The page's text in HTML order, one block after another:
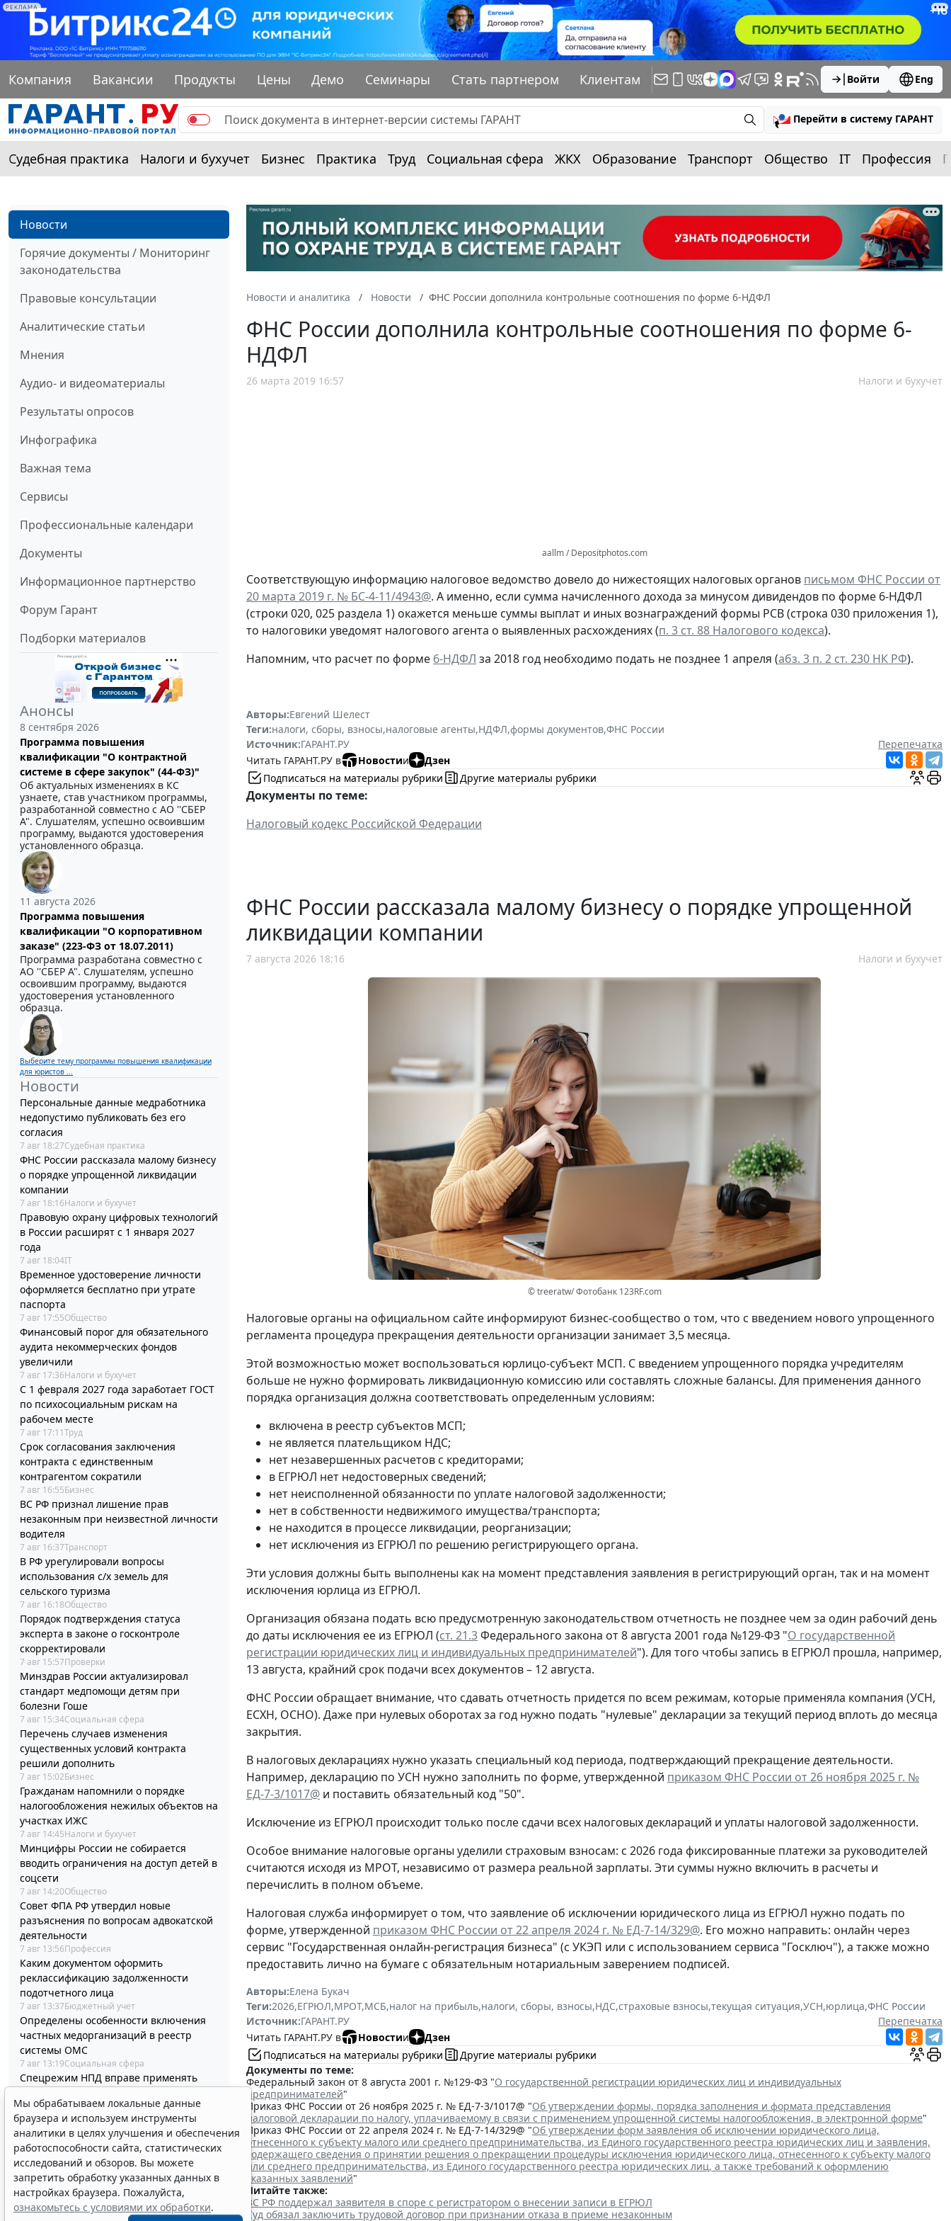
РЕКЛАМА
Компания Вакансии Продукты Цены Демо Семинары Стать партнером Клиентам Войти Eng
Перейти в систему ГАРАНТ
Судебная практика Налоги и бухучет Бизнес Практика Труд Социальная сфера ЖКХ Образование Транспорт Общество IT Профессия
Новости
Горячие документы / Мониторинг
законодательства
Правовые консультации
Аналитические статьи
Мнения
Аудио- и видеоматериалы
Результаты опросов
Инфографика
Важная тема
Сервисы
Профессиональные календари
Документы
Информационное партнерство
Форум Гарант
Подборки материалов
Анонсы
8 сентября 2026
Программа повышения
квалификации "О контрактной
системе в сфере закупок" (44-ФЗ)"
Об актуальных изменениях в КС
узнаете, став участником программы,
разработанной совместно с АО ''СБЕР
А". Слушателям, успешно освоившим
программу, выдаются удостоверения
установленного образца.
11 августа 2026
Программа повышения
квалификации "О корпоративном
заказе" (223-ФЗ от 18.07.2011)
Программа разработана совместно с
АО ''СБЕР А". Слушателям, успешно
освоившим программу, выдаются
удостоверения установленного
образца.
Выберите тему программы повышения квалификации
для юристов ...
Новости
Персональные данные медработника
недопустимо публиковать без его
согласия
7 авг 18:27Судебная практика
ФНС России рассказала малому бизнесу
о порядке упрощенной ликвидации
компании
7 авг 18:16Налоги и бухучет
Правовую охрану цифровых технологий
в России расширят с 1 января 2027
года
7 авг 18:04IT
Временное удостоверение личности
оформляется бесплатно при утрате
паспорта
7 авг 17:55Общество
Финансовый порог для обязательного
аудита некоммерческих фондов
увеличили
7 авг 17:36Налоги и бухучет
С 1 февраля 2027 года заработает ГОСТ
по психосоциальным рискам на
рабочем месте
7 авг 17:11Труд
Срок согласования заключения
контракта с единственным
контрагентом сократили
7 авг 16:55Бизнес
ВС РФ признал лишение прав
незаконным при неизвестной личности
водителя
7 авг 16:37Транспорт
В РФ урегулировали вопросы
использования с/х земель для
сельского туризма
7 авг 16:18Общество
Порядок подтверждения статуса
эксперта в законе о госконтроле
скорректировали
7 авг 15:57Проверки
Минздрав России актуализировал
стандарт медпомощи детям при
болезни Гоше
7 авг 15:34Социальная сфера
Перечень случаев изменения
существенных условий контракта
решили дополнить
7 авг 15:02Бизнес
Гражданам напомнили о порядке
налогообложения нежилых объектов на
участках ИЖС
7 авг 14:45Налоги и бухучет
Минцифры России не собирается
вводить ограничения на доступ детей в
соцсети
7 авг 14:20Общество
Совет ФПА РФ утвердил новые
разъяснения по вопросам адвокатской
деятельности
7 авг 13:56Профессия
Каким документом оформить
реклассификацию задолженности
подотчетного лица
7 авг 13:37Бюджетный учет
Определены особенности включения
частных медорганизаций в реестр
системы ОМС
7 авг 13:19Социальная сфера
Спецрежим НПД вправе применять
до 18 лет
7 авг 12:58Налоги и бухучет
При госрегистрации судна определят
соответствие идентифицирующим
признакам
7 авг 12:34 Транспорт
В Госдуме предложили заменить ЕГЭ
аттестацией в форме государственного
Новости и аналитика Новости ФНС России дополнила контрольные соотношения по форме 6-НДФЛ
ФНС России дополнила контрольные соотношения по форме 6-
НДФЛ
26 марта 2019 16:57 Налоги и бухучет
aallm / Depositphotos.com
Соответствующую информацию налоговое ведомство довело до нижестоящих налоговых органов письмом ФНС России от
20 марта 2019 г. № БС-4-11/4943@. А именно, если сумма начисленного дохода за минусом дивидендов по форме 6-НДФЛ
(строки 020, 025 раздела 1) окажется меньше суммы выплат и иных вознаграждений формы РСВ (строка 030 приложения 1),
то налоговики уведомят налогового агента о выявленных расхождениях (п. 3 ст. 88 Налогового кодекса).
Напомним, что расчет по форме 6-НДФЛ за 2018 год необходимо подать не позднее 1 апреля (абз. 3 п. 2 ст. 230 НК РФ).
Авторы:Евгений Шелест
Теги:налоги, сборы, взносы,налоговые агенты,НДФЛ,формы документов,ФНС России
Источник:ГАРАНТ.РУ
Перепечатка
Читать ГАРАНТ.РУ в
Новостии
Дзен
Подписаться на материалы рубрики
Другие материалы рубрики
Документы по теме:
Налоговый кодекс Российской Федерации
ФНС России рассказала малому бизнесу о порядке упрощенной
ликвидации компании
7 августа 2026 18:16 Налоги и бухучет
© treeratw/ Фотобанк 123RF.com
Налоговые органы на официальном сайте информируют бизнес-сообщество о том, что с введением нового упрощенного
регламента процедура прекращения деятельности организации занимает 3,5 месяца.
Этой возможностью может воспользоваться юрлицо-субъект МСП. С введением упрощенного порядка учредителям
больше не нужно формировать ликвидационную комиссию или составлять сложные балансы. Для применения данного
порядка организация должна соответствовать определенным условиям:
включена в реестр субъектов МСП;
не является плательщиком НДС;
нет незавершенных расчетов с кредиторами;
в ЕГРЮЛ нет недостоверных сведений;
нет неисполненной обязанности по уплате налоговой задолженности;
нет в собственности недвижимого имущества/транспорта;
не находится в процессе ликвидации, реорганизации;
нет исключения из ЕГРЮЛ по решению регистрирующего органа.
Эти условия должны быть выполнены как на момент представления заявления в регистрирующий орган, так и на момент
исключения юрлица из ЕГРЮЛ.
Организация обязана подать всю предусмотренную законодательством отчетность не позднее чем за один рабочий день
до даты исключения ее из ЕГРЮЛ (ст. 21.3Федерального закона от 8 августа 2001 года №129-ФЗ "О государственной
регистрации юридических лиц и индивидуальных предпринимателей"). Для того чтобы запись в ЕГРЮЛ прошла, например,
13 августа, крайний срок подачи всех документов – 12 августа.
ФНС России обращает внимание, что сдавать отчетность придется по всем режимам, которые применяла компания (УСН,
ЕСХН, ОСНО). Даже при нулевых оборотах за год нужно подать "нулевые" декларации за текущий период вплоть до месяца
закрытия.
В налоговых декларациях нужно указать специальный код периода, подтверждающий прекращение деятельности.
Например, декларацию по УСН нужно заполнить по форме, утвержденной приказом ФНС России от 26 ноября 2025 г. №
ЕД-7-3/1017@ и поставить обязательный код "50".
Исключение из ЕГРЮЛ происходит только после сдачи всех налоговых деклараций и уплаты налоговой задолженности.
Особое внимание налоговые органы уделили страховым взносам: с 2026 года фиксированные платежи за руководителей
считаются исходя из МРОТ, независимо от размера реальной зарплаты. Эти суммы нужно включить в расчеты и
перечислить в полном объеме.
Налоговая служба информирует о том, что заявление об исключении юридического лица из ЕГРЮЛ нужно подать по
форме, утвержденной приказом ФНС России от 22 апреля 2024 г. № ЕД-7-14/329@. Его можно направить: онлайн через
сервис "Государственная онлайн-регистрация бизнеса" (с УКЭП или с использованием сервиса "Госключ"), а также можно
предоставить лично на бумаге с обязательным нотариальным заверением подписей.
Авторы:Елена Букач
Теги:2026,ЕГРЮЛ,МРОТ,МСБ,налог на прибыль,налоги, сборы, взносы,НДС,страховые взносы,текущая ситуация,УСН,юрлица,ФНС России
Источник:ГАРАНТ.РУ
Перепечатка
Читать ГАРАНТ.РУ в
Новостии
Дзен
Подписаться на материалы рубрики
Другие материалы рубрики
Документы по теме:
Федеральный закон от 8 августа 2001 г. №129-ФЗ "О государственной регистрации юридических лиц и индивидуальных
предпринимателей"
Приказ ФНС России от 26 ноября 2025 г. № ЕД-7-3/1017@ "Об утверждении формы, порядка заполнения и формата представления
налоговой декларации по налогу, уплачиваемому в связи с применением упрощенной системы налогообложения, в электронной форме"
Приказ ФНС России от 22 апреля 2024 г. № ЕД-7-14/329@ "Об утверждении форм заявления об исключении юридического лица,
отнесенного к субъекту малого или среднего предпринимательства, из Единого государственного реестра юридических лиц и заявления,
содержащего сведения о принятии решения о прекращении процедуры исключения юридического лица, отнесенного к субъекту малого
или среднего предпринимательства, из Единого государственного реестра юридических лиц, а также требований к оформлению
указанных заявлений"
Читайте также:
ВС РФ поддержал заявителя в споре с регистратором о внесении записи в ЕГРЮЛ
Суд обязал заключить трудовой договор при признании отказа в приеме незаконным
Мы обрабатываем локальные данные
браузера и используем инструменты
аналитики в целях улучшения и обеспечения
работоспособности сайта, статистических
исследований и обзоров. Вы можете
запретить обработку указанных данных в
настройках браузера. Пожалуйста,
ознакомьтесь с условиями их обработки.